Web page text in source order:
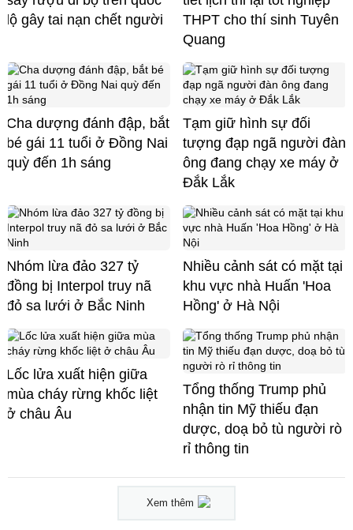
lộ gây tai nạn chết người
THPT cho thí sinh Tuyên
Quang
Cha dượng đánh đập, bắt
bé gái 11 tuổi ở Đồng Nai
quỳ đến 1h sáng
Tạm giữ hình sự đối
tượng đạp ngã người đàn
ông đang chạy xe máy ở
Đắk Lắk
Nhóm lừa đảo 327 tỷ
đồng bị Interpol truy nã
đỏ sa lưới ở Bắc Ninh
Nhiều cảnh sát có mặt tại
khu vực nhà Huấn 'Hoa
Hồng' ở Hà Nội
Lốc lửa xuất hiện giữa
mùa cháy rừng khốc liệt
ở châu Âu
Tổng thống Trump phủ
nhận tin Mỹ thiếu đạn
dược, doạ bỏ tù người rò
rỉ thông tin
Xem thêm